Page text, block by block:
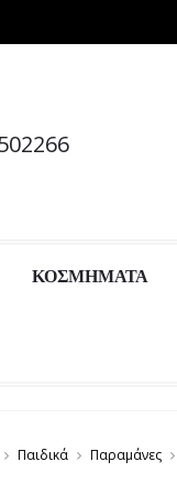
ΚΟΣΜΗΜΑΤΑ
Παιδικά Παραμάνες